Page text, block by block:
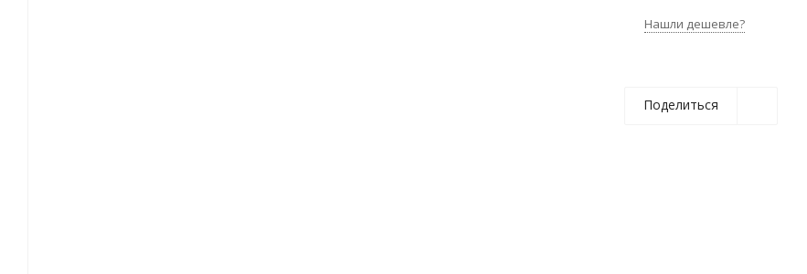
Нашли дешевле?
Поделиться